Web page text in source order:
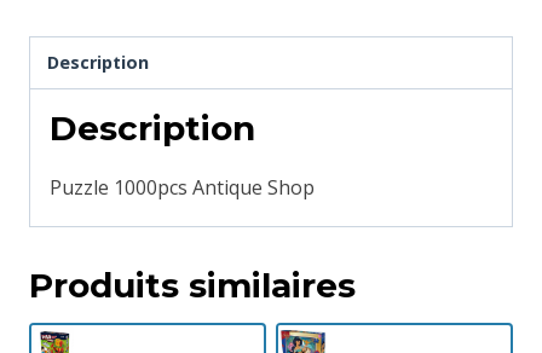
Description
Description
Puzzle 1000pcs Antique Shop
Produits similaires